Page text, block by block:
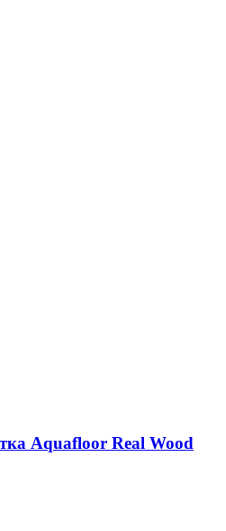
Aquafloor Real Wood